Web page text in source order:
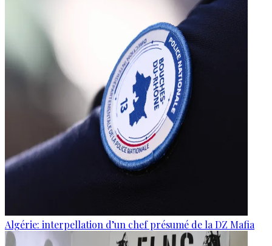
Algérie: interpellation d’un chef présumé de la DZ Mafia